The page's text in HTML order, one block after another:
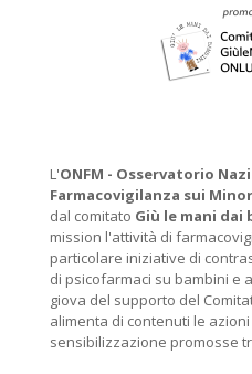
L'ONFM - Osservatorio
Farmacovigilanza sui
dal comitato Giù le mani dai
mission l'attività di
particolare iniziative di
di psicofarmaci su bambini e
giova del supporto del
alimenta di contenuti le
sensibilizzazione promosse